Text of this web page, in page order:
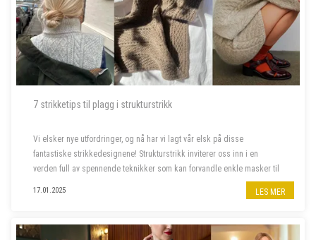
7 strikketips til plagg i strukturstrikk
Vi elsker nye utfordringer, og nå har vi lagt vår elsk på disse
fantastiske strikkedesignene! Strukturstrikk inviterer oss inn i en
verden full av spennende teknikker som kan forvandle enkle masker til
imponerende plagg. Dette er prosjektene som skal på våre pinner
17.01.2025 LES MER